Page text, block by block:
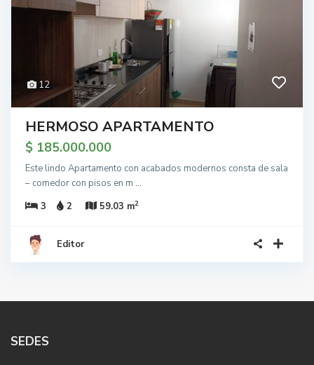
12
HERMOSO APARTAMENTO
$ 185.000.000
Este lindo Apartamento con acabados modernos consta de sala
– comedor con pisos en m ...
3
2 59.03 m2
Editor
SEDES